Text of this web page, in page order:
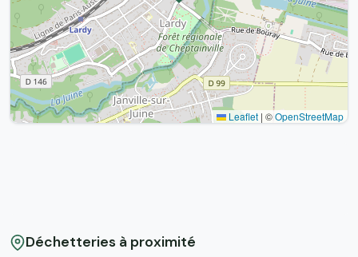
Leaflet | ©OpenStreetMap
Déchetteries à proximité